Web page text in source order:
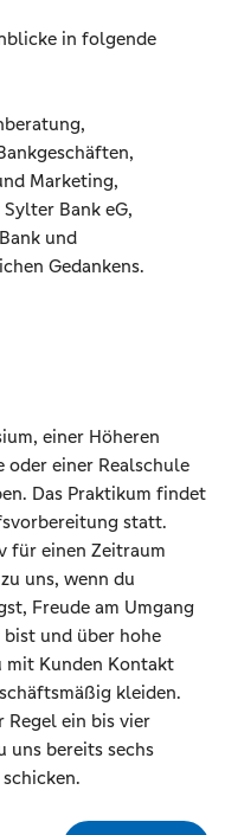
in folgende
Marketing,
Bank eG,
und
Gedankens.
einer Höheren
oder einer Realschule
Das Praktikum findet
statt.
für einen Zeitraum
uns, wenn du
Freude am Umgang
bist und über hohe
mit Kunden Kontakt
kleiden.
Regel ein bis vier
uns bereits sechs